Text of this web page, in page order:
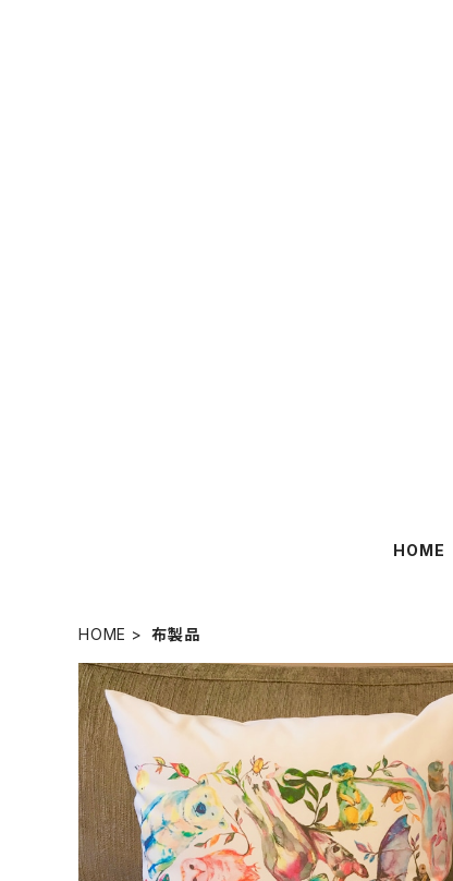
HOME
HOME 布製品
ne22co クッションカバー【つながりつながる】